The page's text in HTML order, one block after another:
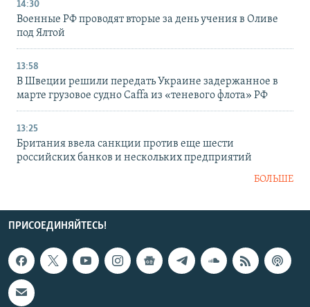
14:30
Военные РФ проводят вторые за день учения в Оливе
под Ялтой
13:58
В Швеции решили передать Украине задержанное в
марте грузовое судно Caffa из «теневого флота» РФ
13:25
Британия ввела санкции против еще шести
российских банков и нескольких предприятий
БОЛЬШЕ
ПРИСОЕДИНЯЙТЕСЬ!